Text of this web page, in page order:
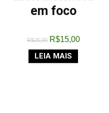
em foco
R$25,00 R$15,00
LEIA MAIS